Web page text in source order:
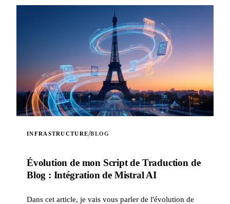
INFRASTRUCTURE/BLOG
Évolution de mon Script de Traduction de
Blog : Intégration de Mistral AI
Dans cet article, je vais vous parler de l'évolution de